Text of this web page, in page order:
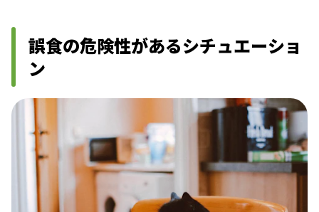
誤食の危険性があるシチュエーショ
ン